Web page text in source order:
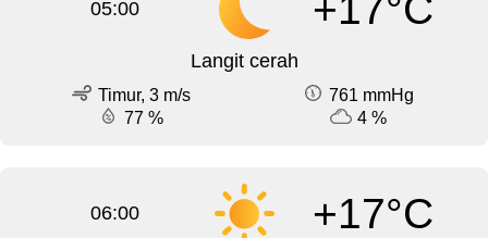
05:00
Langit cerah
Timur, 3 m/s
761 mmHg
77 %
4 %
06:00 +17°C